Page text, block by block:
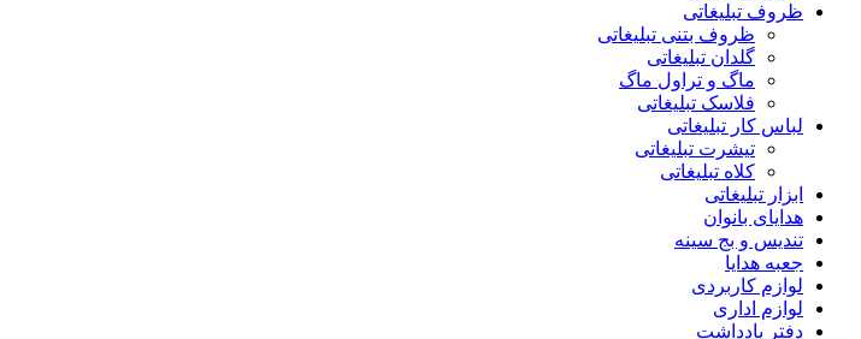
ظروف تبلیغاتی
ظروف بتنی تبلیغاتی
گلدان تبلیغاتی
ماگ و تراول ماگ
فلاسک تبلیغاتی
لباس کار تبلیغاتی
تیشرت تبلیغاتی
کلاه تبلیغاتی
ابزار تبلیغاتی
هدایای بانوان
تندیس و بج سینه
جعبه هدایا
لوازم کاربردی
لوازم اداری
دفتر یادداشت